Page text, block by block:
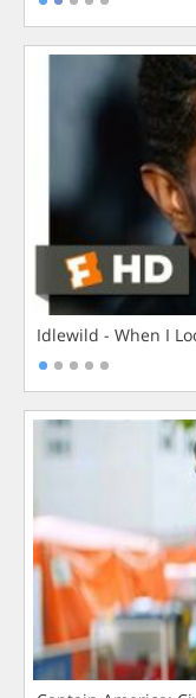
Idlewild - When I